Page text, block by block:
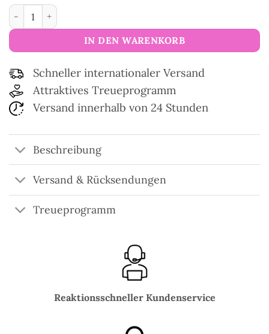
Schere Collection Fleurs Menge
IN DEN WARENKORB
Schneller internationaler Versand
Attraktives Treueprogramm
Versand innerhalb von 24 Stunden
Beschreibung
Versand & Rücksendungen
Treueprogramm
Reaktionsschneller Kundenservice